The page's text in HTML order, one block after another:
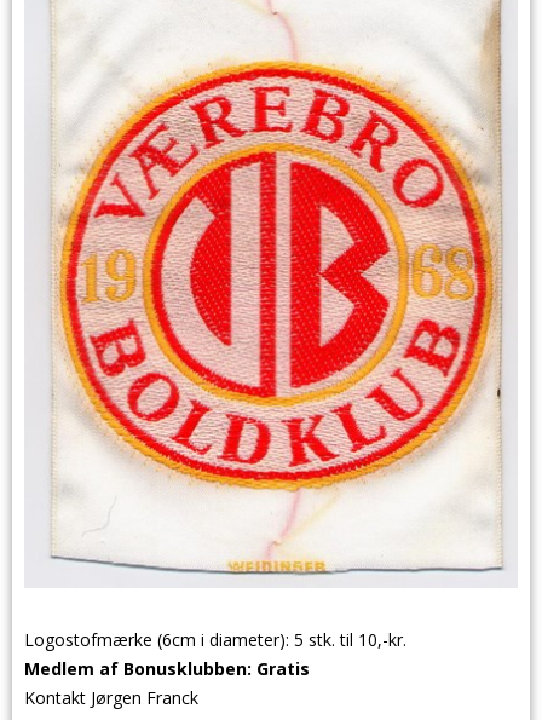
Logostofmærke (6cm i diameter): 5 stk. til 10,-kr.
Medlem af Bonusklubben: Gratis
Kontakt Jørgen Franck